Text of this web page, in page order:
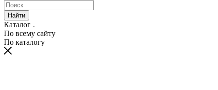
Найти
Каталог
По всему сайту
По каталогу